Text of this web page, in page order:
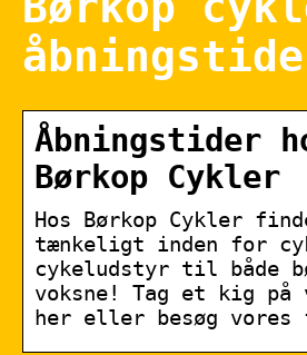
Åbningstider
Børkop Cykler
Hos Børkop Cykler
tænkeligt inden for
cykeludstyr til både
voksne! Tag et kig på
her eller besøg vores